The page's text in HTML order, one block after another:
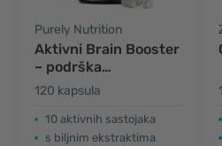
Purely Nutrition
Aktivni Brain Booster
– podrška
kognitivnim
funkcijama
120 kapsula
10 aktivnih sastojaka
s biljnim ekstraktima